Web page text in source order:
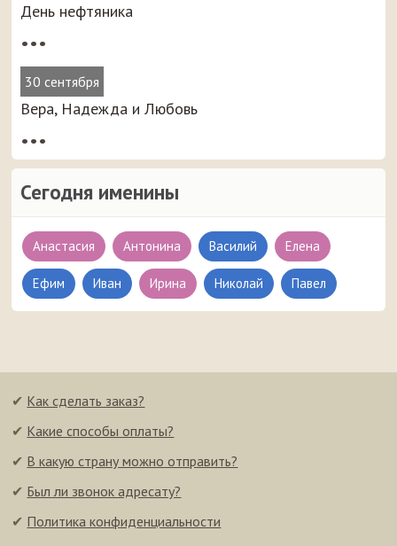
День нефтяника
•••
30 сентября
Вера, Надежда и Любовь
•••
Сегодня именины
Анастасия Антонина Василий Елена
Ефим Иван Ирина Николай Павел
✔ Как сделать заказ?
✔ Какие способы оплаты?
✔ В какую страну можно отправить?
✔ Был ли звонок адресату?
✔ Политика конфиденциальности